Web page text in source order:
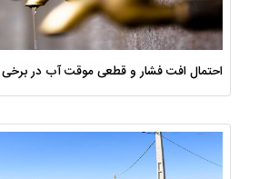
احتمال افت فشار و قطعی موقت آب در برخی